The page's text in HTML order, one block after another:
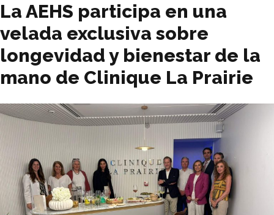
La AEHS participa en una
velada exclusiva sobre
longevidad y bienestar de la
mano de Clinique La Prairie